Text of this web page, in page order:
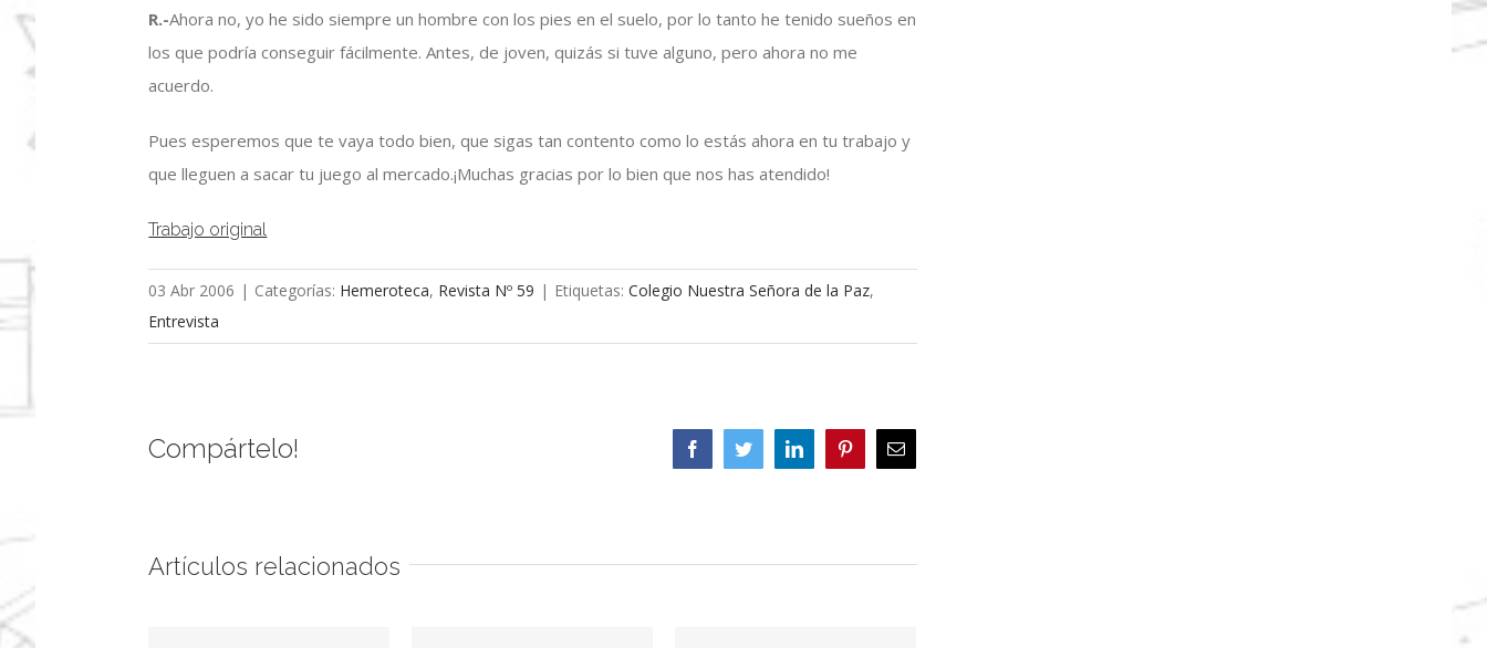
R.-Ahora no, yo he sido siempre un hombre con los pies en el suelo, por lo tanto he tenido sueños en
los que podría conseguir fácilmente. Antes, de joven, quizás si tuve alguno, pero ahora no me
acuerdo.
Pues esperemos que te vaya todo bien, que sigas tan contento como lo estás ahora en tu trabajo y
que lleguen a sacar tu juego al mercado.¡Muchas gracias por lo bien que nos has atendido!
Trabajo original
03 Abr 2006 | Categorías: Hemeroteca, Revista Nº 59 | Etiquetas:Colegio Nuestra Señora de la Paz,
Entrevista
Compártelo! FacebookTwitterLinkedIn PinterestCorreo
electrónico
Artículos relacionados